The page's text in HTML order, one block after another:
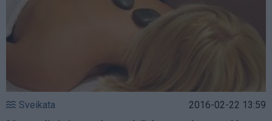
Sveikata 2016-02-22 13:59